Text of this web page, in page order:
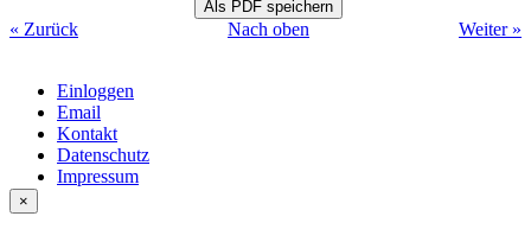
« Zurück Nach oben Weiter »
Einloggen
Email
Kontakt
Datenschutz
Impressum
×